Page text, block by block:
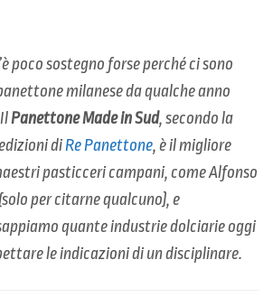
poco sostegno forse perché ci sono
milanese da qualche anno
Panettone Made in Sud, secondo la
diRe Panettone, è il migliore
pasticceri campani, come Alfonso
per citarne qualcuno), e
quante industrie dolciarie oggi
le indicazioni di un disciplinare.